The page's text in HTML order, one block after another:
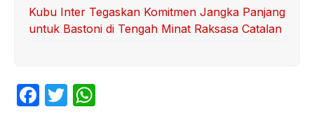
Kubu Inter Tegaskan Komitmen Jangka Panjang
untuk Bastoni di Tengah Minat Raksasa Catalan
F
T